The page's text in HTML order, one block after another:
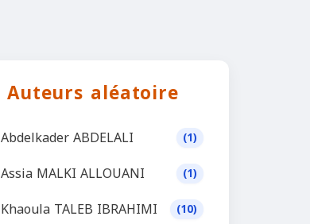
Auteurs aléatoire
Abdelkader ABDELALI (1)
Assia MALKI ALLOUANI (1)
Khaoula TALEB IBRAHIMI (10)